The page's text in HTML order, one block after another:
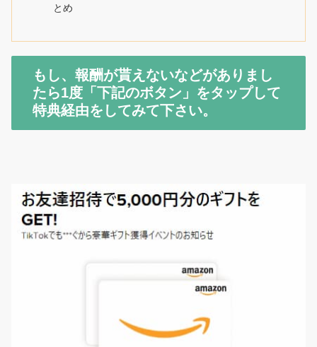
とめ
もし、報酬が貰えないなどがありまし
たら1度「下記のボタン」をタップして
特典経由をしてみて下さい。